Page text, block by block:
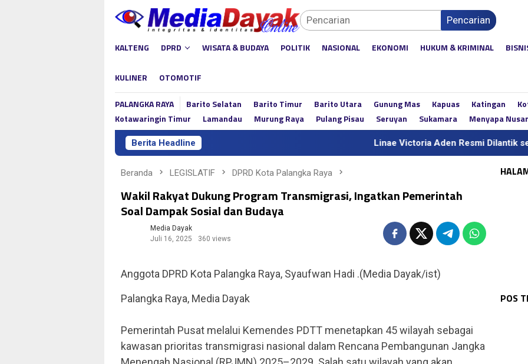
Loncat
Pencarian
KALTENG DPRD WISATA & BUDAYA POLITIK NASIONAL EKONOMI HUKUM & KRIMINAL
KULINER OTOMOTIF
PALANGKA RAYA Barito Selatan Barito Timur Barito Utara Gunung Mas Kapuas Katingan
Kotawaringin Timur
Lamandau Murung Raya Pulang Pisau Seruyan Sukamara Menyapa
Berita Headline Linae Victoria Aden Resmi Dilantik sebagai
Beranda LEGISLATIF DPRD Kota Palangka Raya
Wakil Rakyat Dukung Program Transmigrasi, Ingatkan Pemerintah
Soal Dampak Sosial dan Budaya
Media Dayak
Juli 16, 2025
360 views
Anggota DPRD Kota Palangka Raya, Syaufwan Hadi .(Media Dayak/ist)
Palangka Raya, Media Dayak
Pemerintah Pusat melalui Kemendes PDTT menetapkan 45 wilayah sebagai
kawasan prioritas transmigrasi nasional dalam Rencana Pembangunan Jangka
POS